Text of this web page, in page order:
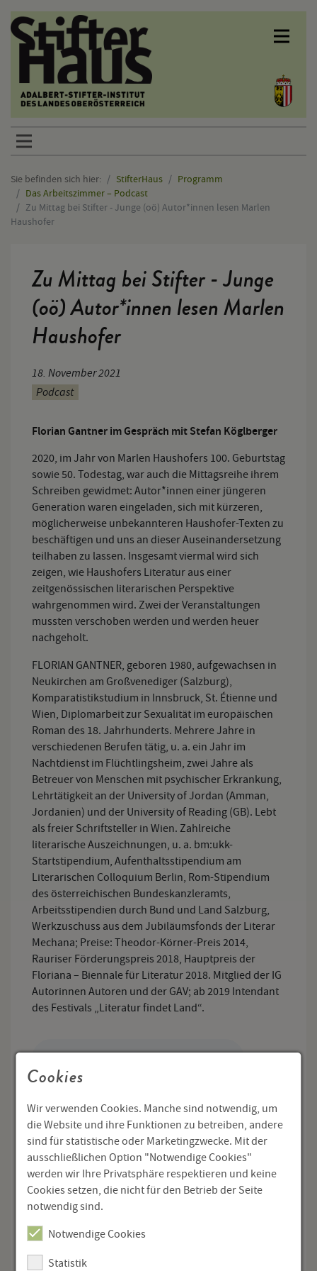
Sprunglinks
Sie befinden sich hier: StifterHaus
Programm
Das Arbeitszimmer – Podcast
Zu Mittag bei Stifter - Junge (oö) Autor*innen lesen Marlen
Haushofer
Zu Mittag bei Stifter - Junge
(oö) Autor*innen lesen Marlen
Haushofer
18. November 2021
Podcast
Florian Gantner im Gespräch mit Stefan Köglberger
2020, im Jahr von Marlen Haushofers 100. Geburtstag
sowie 50. Todestag, war auch die Mittagsreihe ihrem
Schreiben gewidmet: Autor*innen einer jüngeren
Generation waren eingeladen, sich mit kürzeren,
möglicherweise unbekannteren Haushofer-Texten zu
beschäftigen und uns an dieser Auseinandersetzung
teilhaben zu lassen. Insgesamt viermal wird sich
zeigen, wie Haushofers Literatur aus einer
zeitgenössischen literarischen Perspektive
wahrgenommen wird. Zwei der Veranstaltungen
mussten verschoben werden und werden heuer
nachgeholt.
FLORIAN GANTNER, geboren 1980, aufgewachsen in
Neukirchen am Großvenediger (Salzburg),
Komparatistikstudium in Innsbruck, St. Étienne und
Wien, Diplomarbeit zur Sexualität im europäischen
Roman des 18. Jahrhunderts. Mehrere Jahre in
verschiedenen Berufen tätig, u. a. ein Jahr im
Nachtdienst im Flüchtlingsheim, zwei Jahre als
Betreuer von Menschen mit psychischer Erkrankung,
Lehrtätigkeit an der University of Jordan (Amman,
Jordanien) und der University of Reading (GB). Lebt
als freier Schriftsteller in Wien. Zahlreiche
literarische Auszeichnungen, u. a. bm:ukk-
Startstipendium, Aufenthaltsstipendium am
Literarischen Colloquium Berlin, Rom-Stipendium
des österreichischen Bundeskanzleramts,
Arbeitsstipendien durch Bund und Land Salzburg,
Werkzuschuss aus dem Jubiläumsfonds der Literar
Mechana; Preise: Theodor-Körner-Preis 2014,
Rauriser Förderungspreis 2018, Hauptpreis der
Floriana – Biennale für Literatur 2018. Mitglied der IG
Autorinnen Autoren und der GAV; ab 2019 Intendant
des Festivals „Literatur findet Land“.
Cookies
Wir verwenden Cookies. Manche sind notwendig, um
die Website und ihre Funktionen zu betreiben, andere
sind für statistische oder Marketingzwecke. Mit der
ausschließlichen Option "Notwendige Cookies"
werden wir Ihre Privatsphäre respektieren und keine
Cookies setzen, die nicht für den Betrieb der Seite
notwendig sind.
Notwendige Cookies
Statistik